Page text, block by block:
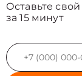
Оставьте
за 15 минут